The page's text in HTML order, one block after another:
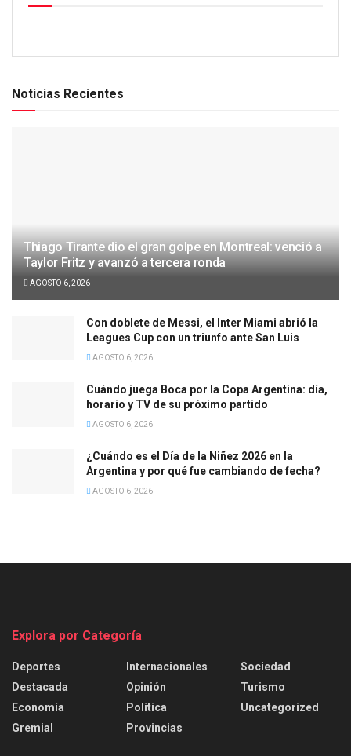
Noticias Recientes
Thiago Tirante dio el gran golpe en Montreal: venció a
Taylor Fritz y avanzó a tercera ronda
AGOSTO 6, 2026
Con doblete de Messi, el Inter Miami abrió la
Leagues Cup con un triunfo ante San Luis
AGOSTO 6, 2026
Cuándo juega Boca por la Copa Argentina: día,
horario y TV de su próximo partido
AGOSTO 6, 2026
¿Cuándo es el Día de la Niñez 2026 en la
Argentina y por qué fue cambiando de fecha?
AGOSTO 6, 2026
Explora por Categoría
Deportes
Destacada
Economía
Gremial
Internacionales
Opinión
Política
Provincias
Sociedad
Turismo
Uncategorized